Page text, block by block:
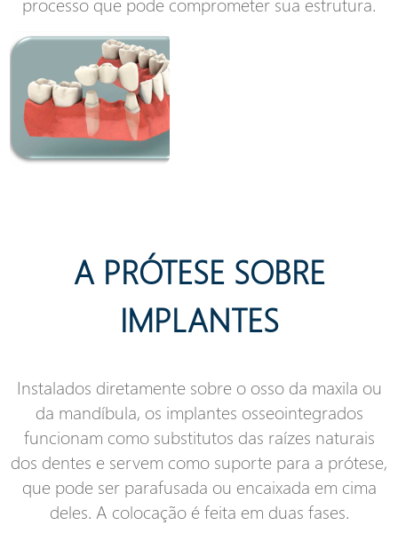
A PRÓTESE SOBRE
IMPLANTES
Instalados diretamente sobre o osso da maxila ou
da mandíbula, os implantes osseointegrados
funcionam como substitutos das raízes naturais
dos dentes e servem como suporte para a prótese,
que pode ser parafusada ou encaixada em cima
deles. A colocação é feita em duas fases.